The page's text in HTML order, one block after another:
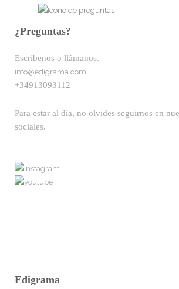
¿Preguntas?
Escríbenos o llámanos.
info@edigrama.com
+34913093112
Para estar al día, no olvides seguirnos en
sociales.
Edigrama